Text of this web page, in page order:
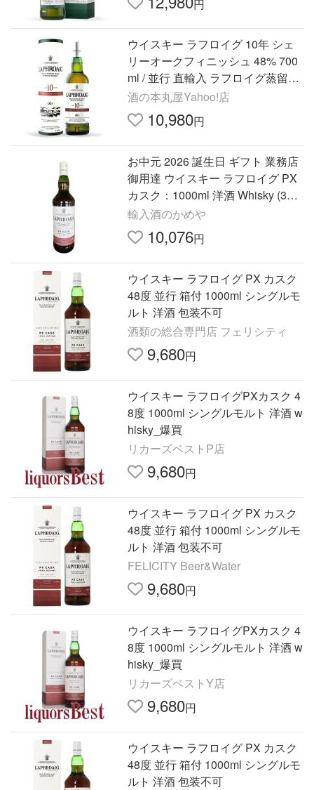
円
ウイスキー ラフロイグ 10年 シェ
リーオークフィニッシュ 48% 700
ml / 並行 直輸入 ラフロイグ蒸留所
【箱入】
酒の本丸屋Yahoo!店
10,980円
お中元 2026 誕生日 ギフト 業務店
御用達 ウイスキー ラフロイグ PX
カスク：1000ml 洋酒 Whisky (35-
4)
輸入酒のかめや
10,076円
ウイスキー ラフロイグ PX カスク
48度 並行 箱付 1000ml シングルモ
ルト 洋酒 包装不可
酒類の総合専門店 フェリシティ
9,680円
ウイスキー ラフロイグPXカスク 4
8度 1000ml シングルモルト 洋酒 w
hisky_爆買
リカーズベストP店
9,680円
ウイスキー ラフロイグ PX カスク
48度 並行 箱付 1000ml シングルモ
ルト 洋酒 包装不可
FELICITY Beer&Water
9,680円
ウイスキー ラフロイグPXカスク 4
8度 1000ml シングルモルト 洋酒 w
hisky_爆買
リカーズベストY店
9,680円
ウイスキー ラフロイグ PX カスク
48度 並行 箱付 1000ml シングルモ
ルト 洋酒 包装不可